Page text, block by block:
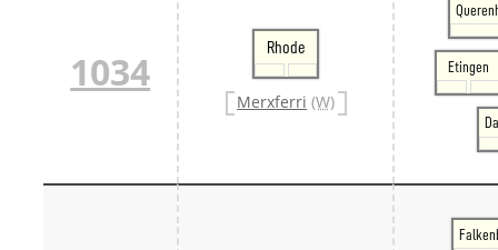
1034
Rhode
Merxferri (W)
Etingen